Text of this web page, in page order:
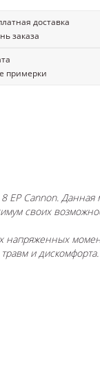
доставка
заказа
примерки
Cannon.
своих
и дискомфорта.